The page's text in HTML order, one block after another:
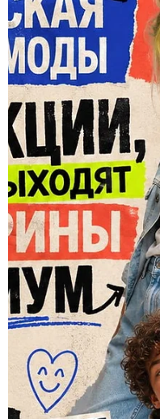
ленте. А могут
почувствовать,
на Московской
Территория
пространство
брендов косметики,
ароматов,
товаров для дома,
и специалистов.